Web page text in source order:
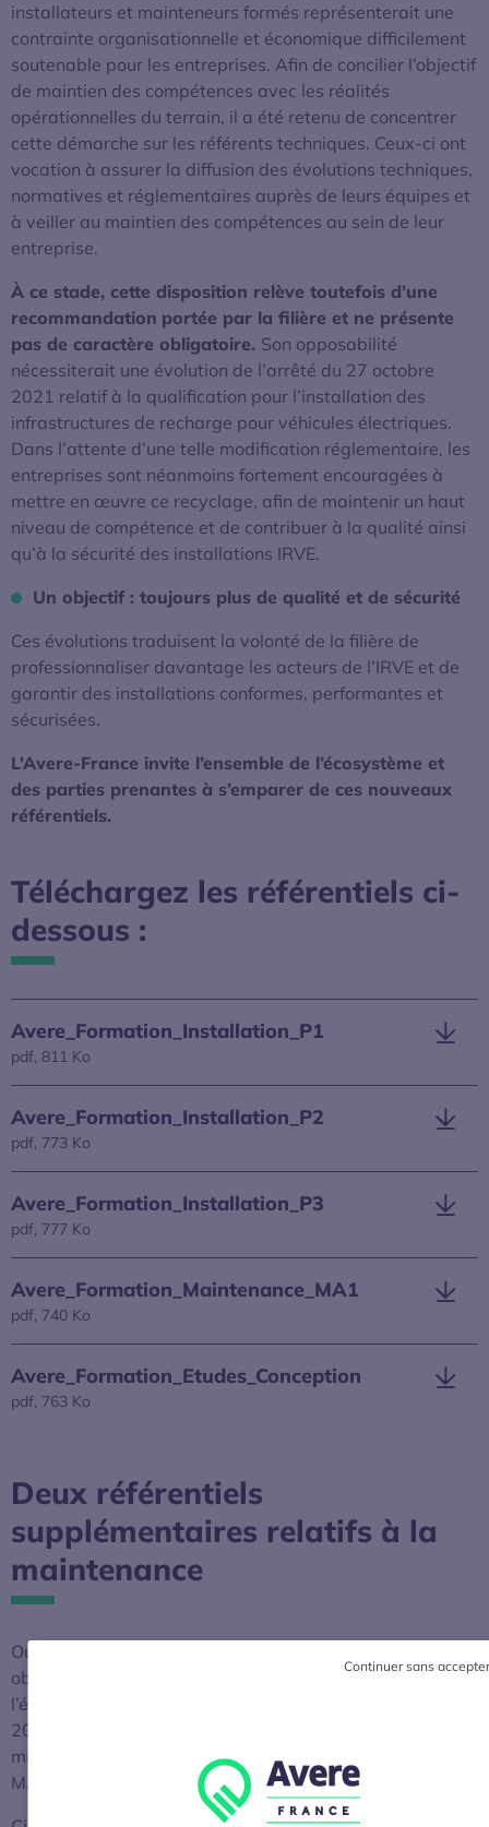
Continuer sans accepter
installateurs et mainteneurs formés représenterait une
contrainte organisationnelle et économique difficilement
soutenable pour les entreprises. Afin de concilier l’objectif
de maintien des compétences avec les réalités
opérationnelles du terrain, il a été retenu de concentrer
cette démarche sur les référents techniques. Ceux-ci ont
vocation à assurer la diffusion des évolutions techniques,
normatives et réglementaires auprès de leurs équipes et
à veiller au maintien des compétences au sein de leur
entreprise.
À ce stade, cette disposition relève toutefois d’une
recommandation portée par la filière et ne présente
pas de caractère obligatoire. Son opposabilité
nécessiterait une évolution de l’arrêté du 27 octobre
2021 relatif à la qualification pour l’installation des
infrastructures de recharge pour véhicules électriques.
Dans l’attente d’une telle modification réglementaire, les
entreprises sont néanmoins fortement encouragées à
mettre en œuvre ce recyclage, afin de maintenir un haut
niveau de compétence et de contribuer à la qualité ainsi
qu’à la sécurité des installations IRVE.
Un objectif : toujours plus de qualité et de sécurité
Ces évolutions traduisent la volonté de la filière de
professionnaliser davantage les acteurs de l’IRVE et de
garantir des installations conformes, performantes et
sécurisées.
L’Avere-France invite l’ensemble de l’écosystème et
des parties prenantes à s’emparer de ces nouveaux
référentiels.
Téléchargez les référentiels ci-
dessous :
Avere_Formation_Installation_P1
pdf, 811 Ko
S’ouvre dans une nouvelle fenêtre
Avere_Formation_Installation_P2
pdf, 773 Ko
S’ouvre dans une nouvelle fenêtre
Avere_Formation_Installation_P3
pdf, 777 Ko
S’ouvre dans une nouvelle fenêtre
Avere_Formation_Maintenance_MA1
pdf, 740 Ko
S’ouvre dans une nouvelle fenêtre
Avere_Formation_Etudes_Conception
pdf, 763 Ko
Deux référentiels
supplémentaires relatifs à la
maintenance
Outre les cinq référentiels de formation rendus
obligatoires par l’arrêté du 27 octobre 2021,
l’écosystème de la mobilité électrique a réalisé en février
2024 deux référentiels supplémentaires dédiés à la
maintenance des points de recharge afin de compléter le
MA1.